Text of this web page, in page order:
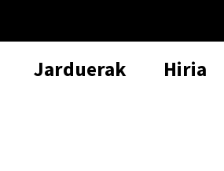
Jarduerak Hiria